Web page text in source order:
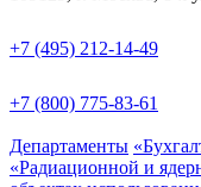
+7 (495) 212-14-49
+7 (800) 775-83-61
Департаменты
«Радиационной и